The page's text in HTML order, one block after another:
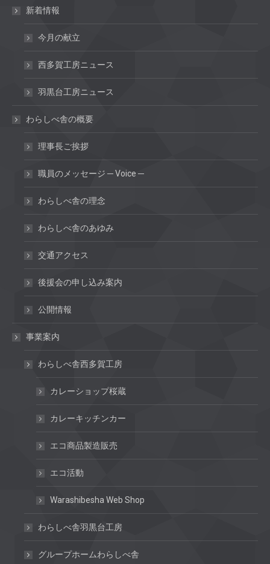
新着情報
今月の献立
西多賀工房ニュース
羽黒台工房ニュース
わらしべ舎の概要
理事長ご挨拶
職員のメッセージ ─ Voice ─
わらしべ舎の理念
わらしべ舎のあゆみ
交通アクセス
後援会の申し込み案内
公開情報
事業案内
わらしべ舎西多賀工房
カレーショップ桜蔵
カレーキッチンカー
エコ商品製造販売
エコ活動
Warashibesha Web Shop
わらしべ舎羽黒台工房
グループホームわらしべ舎